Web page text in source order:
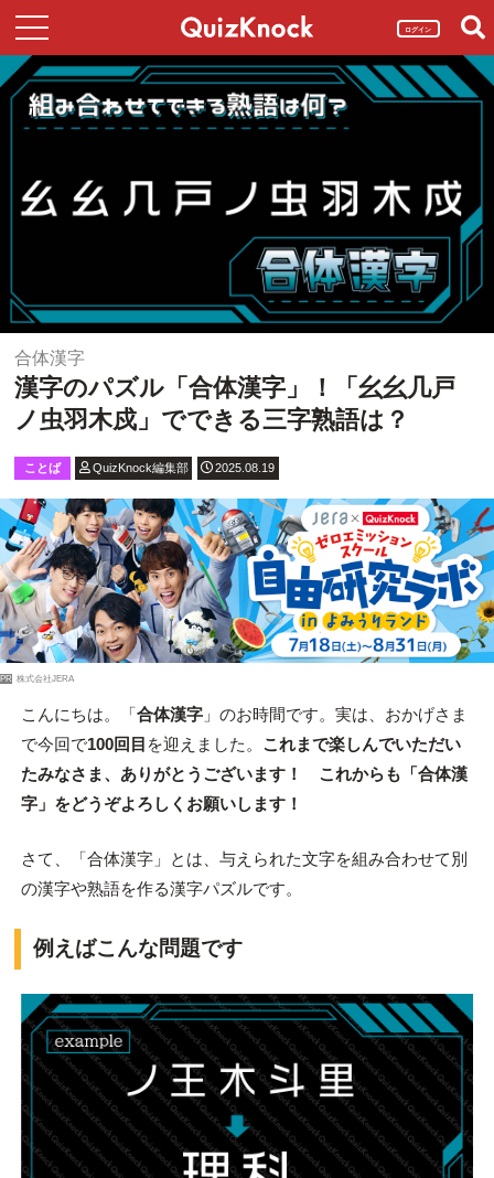
ログイン
合体漢字
漢字のパズル「合体漢字」！「幺幺几戸
ノ虫羽木戍」でできる三字熟語は？
ことば QuizKnock編集部 2025.08.19
PR 株式会社JERA
こんにちは。「合体漢字」のお時間です。実は、おかげさま
で今回で100回目 を迎えました。 これまで楽しんでいただい
たみなさま、ありがとうございます！
これからも「合体漢
字」をどうぞよろしくお願いします！
さて、「合体漢字」とは、与えられた文字を組み合わせて別
の漢字や熟語を作る漢字パズルです。
例えばこんな問題です